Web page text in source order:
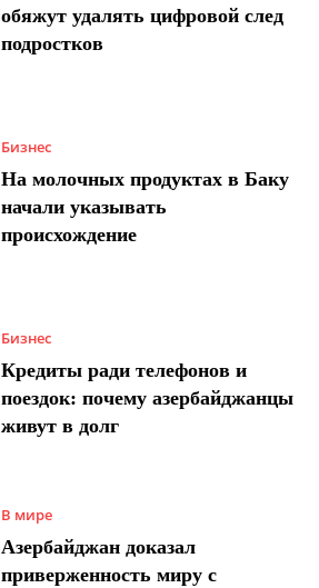
обяжут удалять цифровой след
подростков
Бизнес
На молочных продуктах в Баку
начали указывать
происхождение
Бизнес
Кредиты ради телефонов и
поездок: почему азербайджанцы
живут в долг
В мире
Азербайджан доказал
приверженность миру с